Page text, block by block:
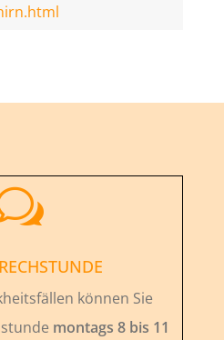
können Sie
montags 8 bis 11